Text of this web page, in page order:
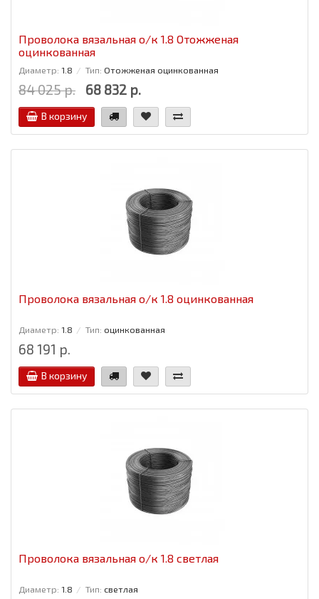
Проволока вязальная о/к 1.8 Отожженая
оцинкованная
Диаметр: 1.8 Тип: Отожженая оцинкованная
84 025 р. 68 832 р.
В корзину
Проволока вязальная о/к 1.8 оцинкованная
Диаметр: 1.8 Тип: оцинкованная
68 191 р.
В корзину
Проволока вязальная о/к 1.8 светлая
Диаметр: 1.8 Тип: светлая